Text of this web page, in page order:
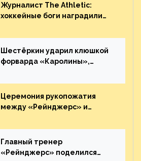
Журналист The Athletic:
хоккейные боги наградили
великолепную игру
Шестёркин ударил клюшкой
форварда «Каролины»,
пятаке. Видео
Церемония рукопожатия
между «Рейнджерс» и
матча плей-офф. Видео
Главный тренер
«Рейнджерс» поделился